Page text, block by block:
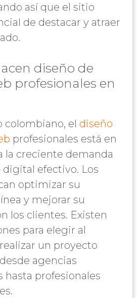
así que el sitio
de destacar y atraer
diseño de
profesionales en
colombiano, el diseño
profesionales está en
la creciente demanda
digital efectivo. Los
optimizar su
y mejorar su
los clientes. Existen
para elegir al
un proyecto
agencias
hasta profesionales